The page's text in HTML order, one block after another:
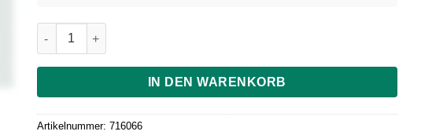
Weizengrassieb für Kempo Exclusiv Pro, Edelstahl Menge
IN DEN WARENKORB
Artikelnummer: 716066